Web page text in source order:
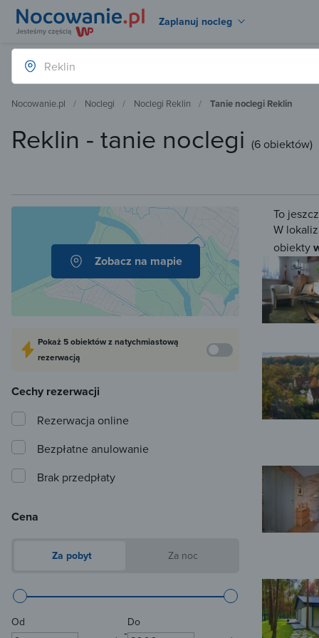
Zaplanuj nocleg
Nocowanie.pl Noclegi Noclegi Reklin Tanie noclegi Reklin
Reklin - tanie noclegi (6 obiektów)
To
W
obiekty
Zobacz na mapie
Pokaż 5 obiektówz natychmiastową
rezerwacją
Cechy rezerwacji
Rezerwacja online
Bezpłatne anulowanie
Brak przedpłaty
Cena
Za pobyt Za noc
Od
-
Do